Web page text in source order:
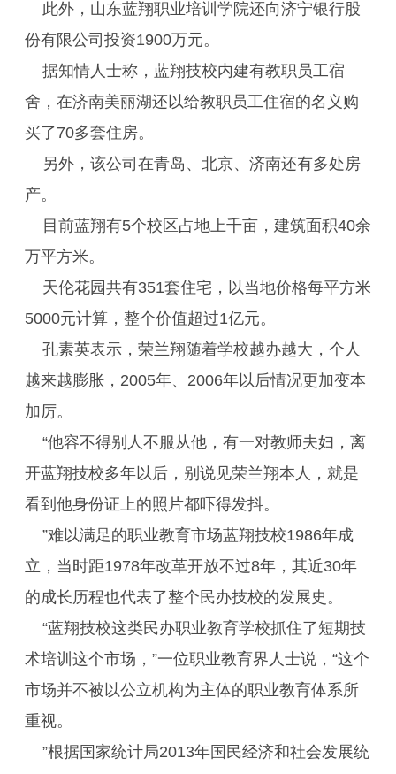
此外，山东蓝翔职业培训学院还向济宁银行股
份有限公司投资1900万元。
据知情人士称，蓝翔技校内建有教职员工宿
舍，在济南美丽湖还以给教职员工住宿的名义购
买了70多套住房。
另外，该公司在青岛、北京、济南还有多处房
产。
目前蓝翔有5个校区占地上千亩，建筑面积40余
万平方米。
天伦花园共有351套住宅，以当地价格每平方米
5000元计算，整个价值超过1亿元。
孔素英表示，荣兰翔随着学校越办越大，个人
越来越膨胀，2005年、2006年以后情况更加变本
加厉。
“他容不得别人不服从他，有一对教师夫妇，离
开蓝翔技校多年以后，别说见荣兰翔本人，就是
看到他身份证上的照片都吓得发抖。
”难以满足的职业教育市场蓝翔技校1986年成
立，当时距1978年改革开放不过8年，其近30年
的成长历程也代表了整个民办技校的发展史。
“蓝翔技校这类民办职业教育学校抓住了短期技
术培训这个市场，”一位职业教育界人士说，“这个
市场并不被以公立机构为主体的职业教育体系所
重视。
”根据国家统计局2013年国民经济和社会发展统